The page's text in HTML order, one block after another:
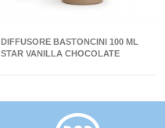
DIFFUSORE BASTONCINI 100 ML
STAR VANILLA CHOCOLATE